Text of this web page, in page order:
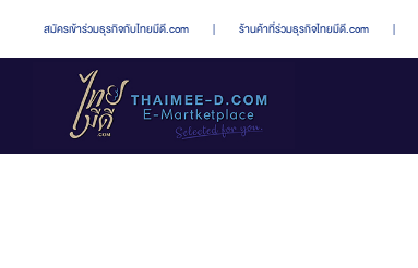
สมัครเข้าร่วมธุรกิจกับไทยมีดี.com | ร้านค้าที่ร่วมธุรกิจไทยมีดี.com |